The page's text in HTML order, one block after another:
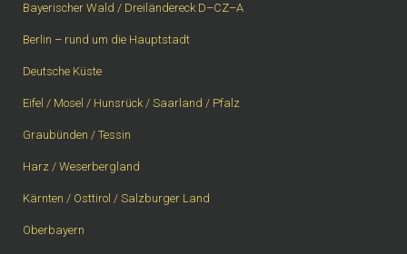
Bayerischer Wald / Dreiländereck D–CZ–A
Berlin – rund um die Hauptstadt
Deutsche Küste
Eifel / Mosel / Hunsrück / Saarland / Pfalz
Graubünden / Tessin
Harz / Weserbergland
Kärnten / Osttirol / Salzburger Land
Oberbayern